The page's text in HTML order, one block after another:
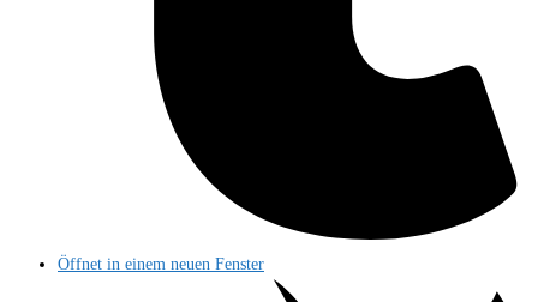
Öffnet in einem neuen Fenster